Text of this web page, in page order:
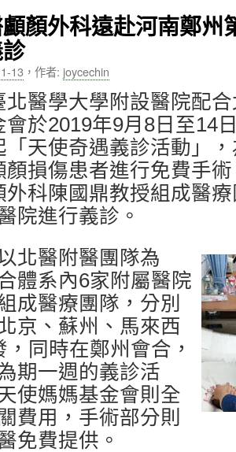
顏外科遠赴河南鄭州
13 ， 作者: joycechin
北醫學大學附設醫院配
會於2019年9月8日至14
「天使奇遇義診活動」
顏損傷患者進行免費手
外科陳國鼎教授組成醫
院進行義診。
北醫附醫團隊為
體系內6家附屬醫院
成醫療團隊，分別
京、蘇州、馬來西
，同時在鄭州會合，
期一週的義診活
使媽媽基金會則全
費用，手術部分則
免費提供。